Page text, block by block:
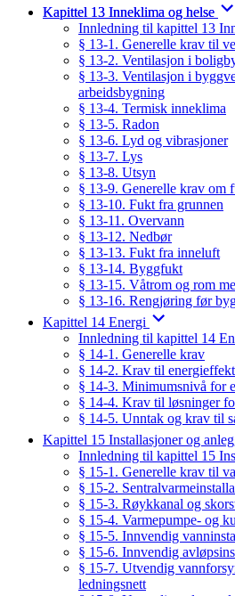
Kapittel 13 Inneklima og helse
Innledning til kapittel 13
§ 13-1. Generelle krav til
§ 13-2. Ventilasjon i
§ 13-3. Ventilasjon i
arbeidsbygning
§ 13-4. Termisk inneklima
§ 13-5. Radon
§ 13-6. Lyd og vibrasjoner
§ 13-7. Lys
§ 13-8. Utsyn
§ 13-9. Generelle krav om
§ 13-10. Fukt fra grunnen
§ 13-11. Overvann
§ 13-12. Nedbør
§ 13-13. Fukt fra inneluft
§ 13-14. Byggfukt
§ 13-15. Våtrom og rom
§ 13-16. Rengjøring før
Kapittel 14 Energi
Innledning til kapittel 14
§ 14-1. Generelle krav
§ 14-2. Krav til
§ 14-3. Minimumsnivå for
§ 14-4. Krav til løsninger
§ 14-5. Unntak og krav til
Kapittel 15 Installasjoner og
Innledning til kapittel 15
§ 15-1. Generelle krav til
§ 15-2.
§ 15-3. Røykkanal og
§ 15-4. Varmepumpe- og
§ 15-5. Innvendig
§ 15-6. Innvendig
§ 15-7. Utvendig
ledningsnett